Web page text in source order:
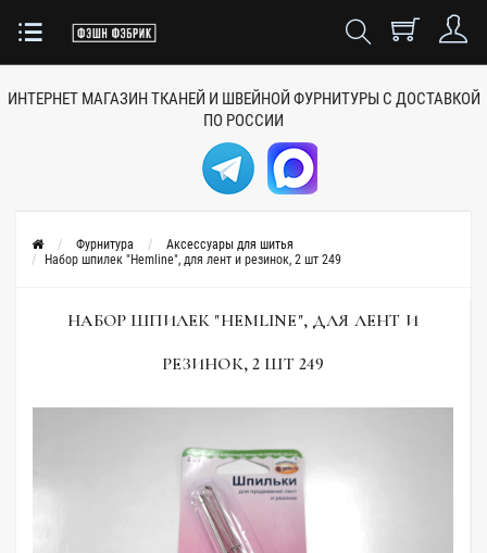
ИНТЕРНЕТ МАГАЗИН ТКАНЕЙ И ШВЕЙНОЙ ФУРНИТУРЫ С ДОСТАВКОЙ
ПО РОССИИ
Фурнитура
Аксессуары для шитья
Набор шпилек "Hemline", для лент и резинок, 2 шт 249
НАБОР ШПИЛЕК "HEMLINE", ДЛЯ ЛЕНТ И
РЕЗИНОК, 2 ШТ 249